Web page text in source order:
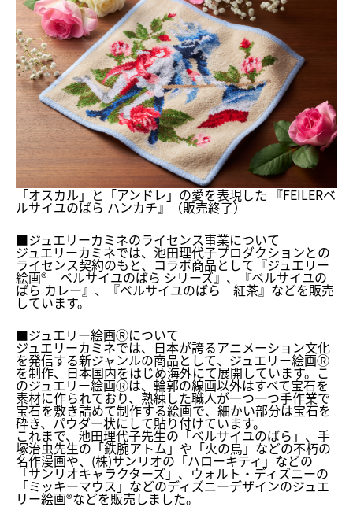
「オスカル」と「アンドレ」の愛を表現した 『FEILERベ
ルサイユのばら ハンカチ』（販売終了）
■ジュエリーカミネのライセンス事業について
ジュエリーカミネでは、 池田理代子プロダクションとの
ライセンス契約のもと、 コラボ商品として『ジュエリー
絵画® ベルサイユのばら シリーズ』、『ベルサイユの
ばら カレー』、『ベルサイユのばら 紅茶』などを販売
しています。
■ジュエリー絵画Ⓡについて
ジュエリーカミネでは、 日本が誇るアニメーション文化
を発信する新ジャンルの商品として、ジュエリー絵画Ⓡ
を制作、 日本国内をはじめ海外にて展開しています。こ
のジュエリー絵画Ⓡは、輪郭の線画以外はすべて宝石を
素材に作られており、 熟練した職人が一つ一つ手作業で
宝石を敷き詰めて制作する絵画で、細かい部分は宝石を
砕き、パウダー状にして貼り付けています。
これまで、池田理代子先生の「ベルサイユのばら」、 手
塚治虫先生の「鉄腕アトム」や「火の鳥」 などの不朽の
名作漫画や、(株)サンリオの「ハローキティ」などの
「サンリオキャラクターズ」、ウォルト・ディズニーの
「ミッキーマウス」などのディズニーデザインのジュエ
リー絵画®︎などを販売しました。